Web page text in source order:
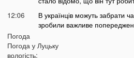
12:06
В українців можуть забрати
зробили важливе
11:34
гранатою
Погода
Погода у Луцьку
вологість: